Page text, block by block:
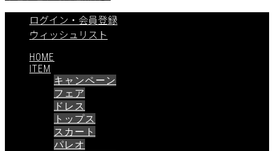
ログイン・会員登録
ウィッシュリスト
HOME
ITEM
キャンペーン
フェア
ドレス
トップス
スカート
パレオ